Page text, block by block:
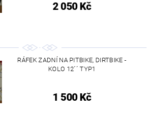
2 050 Kč
RÁFEK ZADNÍ NA PITBIKE, DIRTBIKE -
KOLO 12´´ TYP1
1 500 Kč